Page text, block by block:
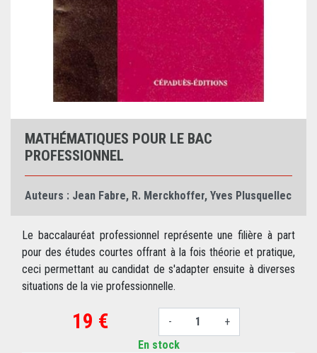
MATHÉMATIQUES POUR LE BAC
PROFESSIONNEL
Auteurs : Jean Fabre, R. Merckhoffer, Yves Plusquellec
Le baccalauréat professionnel représente une filière à part
pour des études courtes offrant à la fois théorie et pratique,
ceci permettant au candidat de s'adapter ensuite à diverses
situations de la vie professionnelle.
19 € - +
En stock